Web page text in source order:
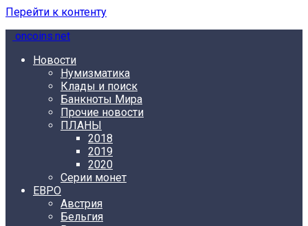
Перейти к контенту
oncoins.net
Новости
Нумизматика
Клады и поиск
Банкноты Мира
Прочие новости
ПЛАНЫ
2018
2019
2020
Серии монет
ЕВРО
Австрия
Бельгия